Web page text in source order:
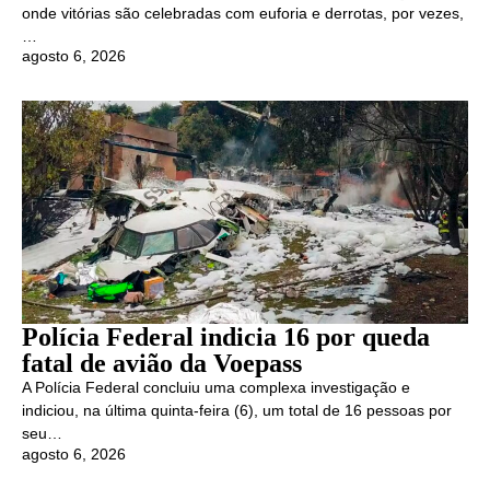
onde vitórias são celebradas com euforia e derrotas, por vezes,
agosto 6, 2026
Polícia Federal indicia 16 por queda
fatal de avião da Voepass
A Polícia Federal concluiu uma complexa investigação e
indiciou, na última quinta-feira (6), um total de 16 pessoas por
seu…
agosto 6, 2026